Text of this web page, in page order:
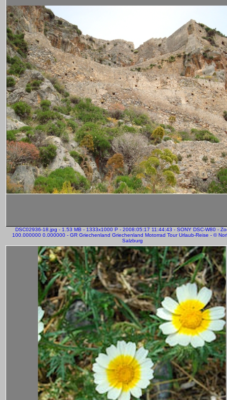
DSC02936-18.jpg - 1.53 MB - 1333x1000 P - 2008:05:17 11:44:43 - SONY DSC-W80 -
100.000000 0.000000 - GR Griechenland Griechenland Motorrad Tour Urlaub-Reise - ©
Salzburg